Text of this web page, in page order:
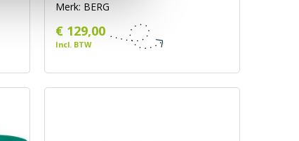
Merk: BERG
€ 129,00
Incl. BTW